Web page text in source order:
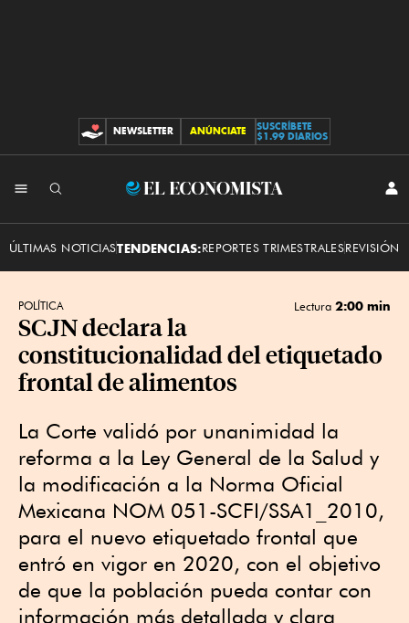
CONTRIBUCIONES
NEWSLETTER ANÚNCIATE
SUSCRÍBETE
$1.99 DIARIOS
El
ÚLTIMAS NOTICIASTENDENCIAS:REPORTES TRIMESTRALESREVISIÓN
POLÍTICA Lectura 2:00 min
SCJN declara la
constitucionalidad del etiquetado
frontal de alimentos
La Corte validó por unanimidad la
reforma a la Ley General de la Salud y
la modificación a la Norma Oficial
Mexicana NOM 051-SCFI/SSA1_2010,
para el nuevo etiquetado frontal que
entró en vigor en 2020, con el objetivo
de que la población pueda contar con
información más detallada y clara